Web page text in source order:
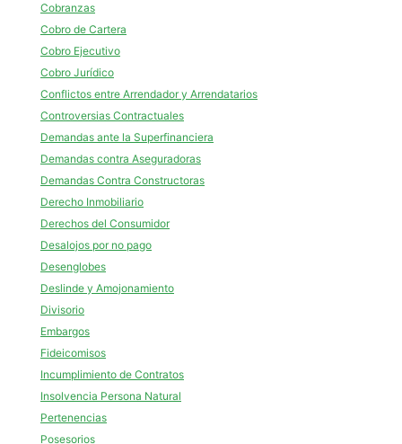
Cobranzas
Cobro de Cartera
Cobro Ejecutivo
Cobro Jurídico
Conflictos entre Arrendador y Arrendatarios
Controversias Contractuales
Demandas ante la Superfinanciera
Demandas contra Aseguradoras
Demandas Contra Constructoras
Derecho Inmobiliario
Derechos del Consumidor
Desalojos por no pago
Desenglobes
Deslinde y Amojonamiento
Divisorio
Embargos
Fideicomisos
Incumplimiento de Contratos
Insolvencia Persona Natural
Pertenencias
Posesorios